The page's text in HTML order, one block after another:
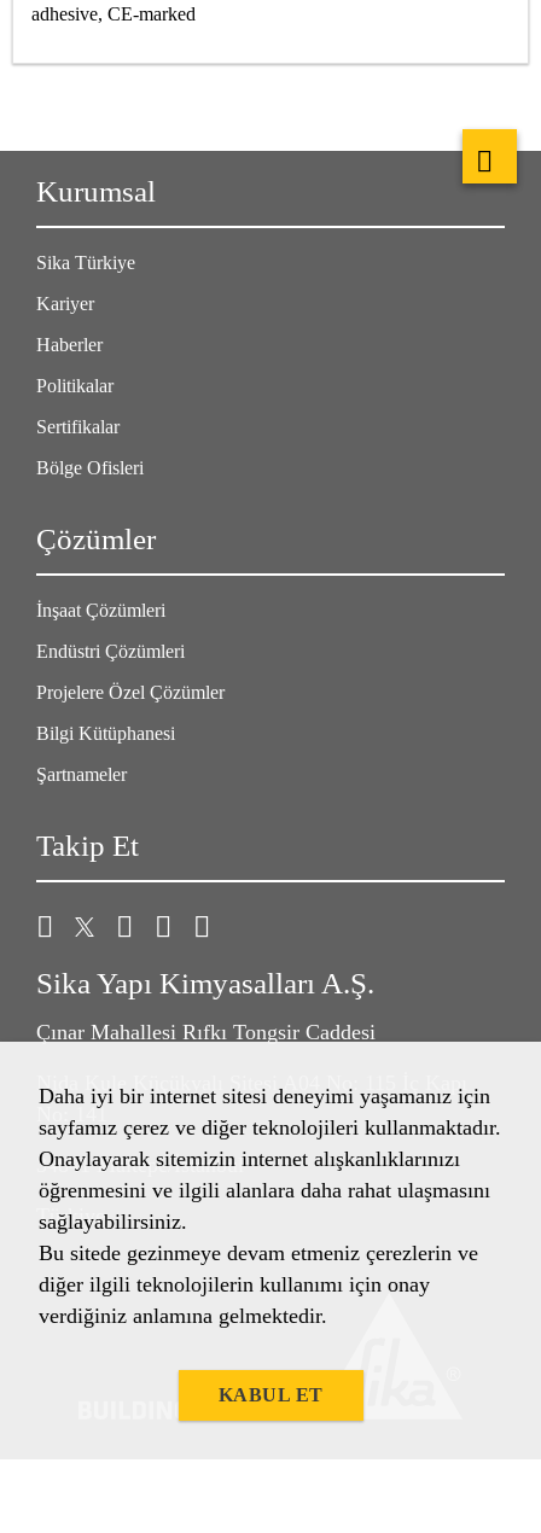
adhesive, CE-marked
Kurumsal
Sika Türkiye
Kariyer
Haberler
Politikalar
Sertifikalar
Bölge Ofisleri
Çözümler
İnşaat Çözümleri
Endüstri Çözümleri
Projelere Özel Çözümler
Bilgi Kütüphanesi
Şartnameler
Takip Et
Sika Yapı Kimyasalları A.Ş.
Çınar Mahallesi Rıfkı Tongsir Caddesi
No: 141
34841 Maltepe/İstanbul
Türkiye
Daha iyi bir internet sitesi deneyimi yaşamanız için
sayfamız çerez ve diğer teknolojileri kullanmaktadır.
Onaylayarak sitemizin internet alışkanlıklarınızı
öğrenmesini ve ilgili alanlara daha rahat ulaşmasını
sağlayabilirsiniz.
Bu sitede gezinmeye devam etmeniz çerezlerin ve
diğer ilgili teknolojilerin kullanımı için onay
verdiğiniz anlamına gelmektedir.
KABUL ET